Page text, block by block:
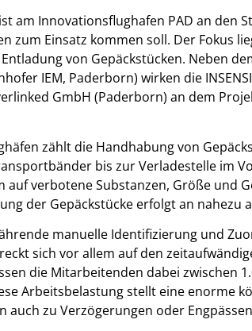
am Innovationsflughafen PAD an den
zum Einsatz kommen soll. Der Fokus
von Gepäckstücken. Neben
IEM, Paderborn) wirken die
GmbH (Paderborn) an dem
zählt die Handhabung von
bis zur Verladestelle im
auf verbotene Substanzen, Größe und
der Gepäckstücke erfolgt an
manuelle Identifizierung und
sich vor allem auf den
die Mitarbeitenden dabei zwischen
Arbeitsbelastung stellt eine enorme
zu Verzögerungen oder